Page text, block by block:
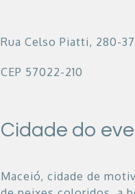
Rua Celso Piatti, 280-
CEP 57022-210
Cidade do
Maceió, cidade de